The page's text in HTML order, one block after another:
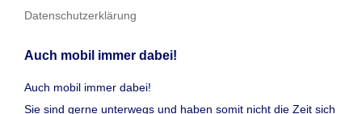
Datenschutzerklärung
Auch mobil immer dabei!
Auch mobil immer dabei!
Sie sind gerne unterwegs und haben somit nicht die Zeit sich